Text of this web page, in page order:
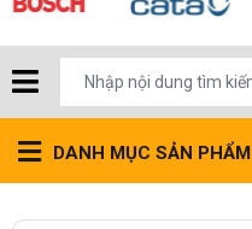
DANH MỤC SẢN PHẨM